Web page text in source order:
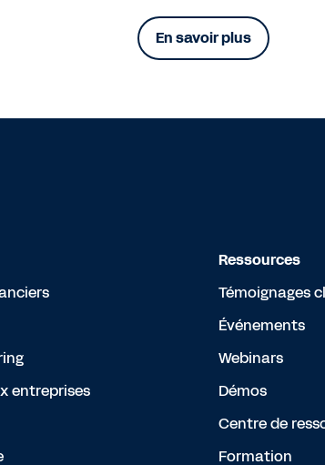
En savoir plus
entreprises
Ressources
Témoignages
Événements
Webinars
Démos
Centre de
Formation